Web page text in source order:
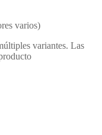
varios)
variantes. Las